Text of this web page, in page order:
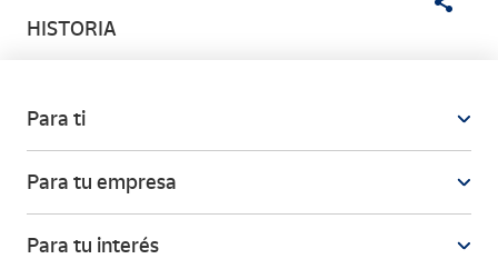
HISTORIA
Para ti
Para tu empresa
Para tu interés